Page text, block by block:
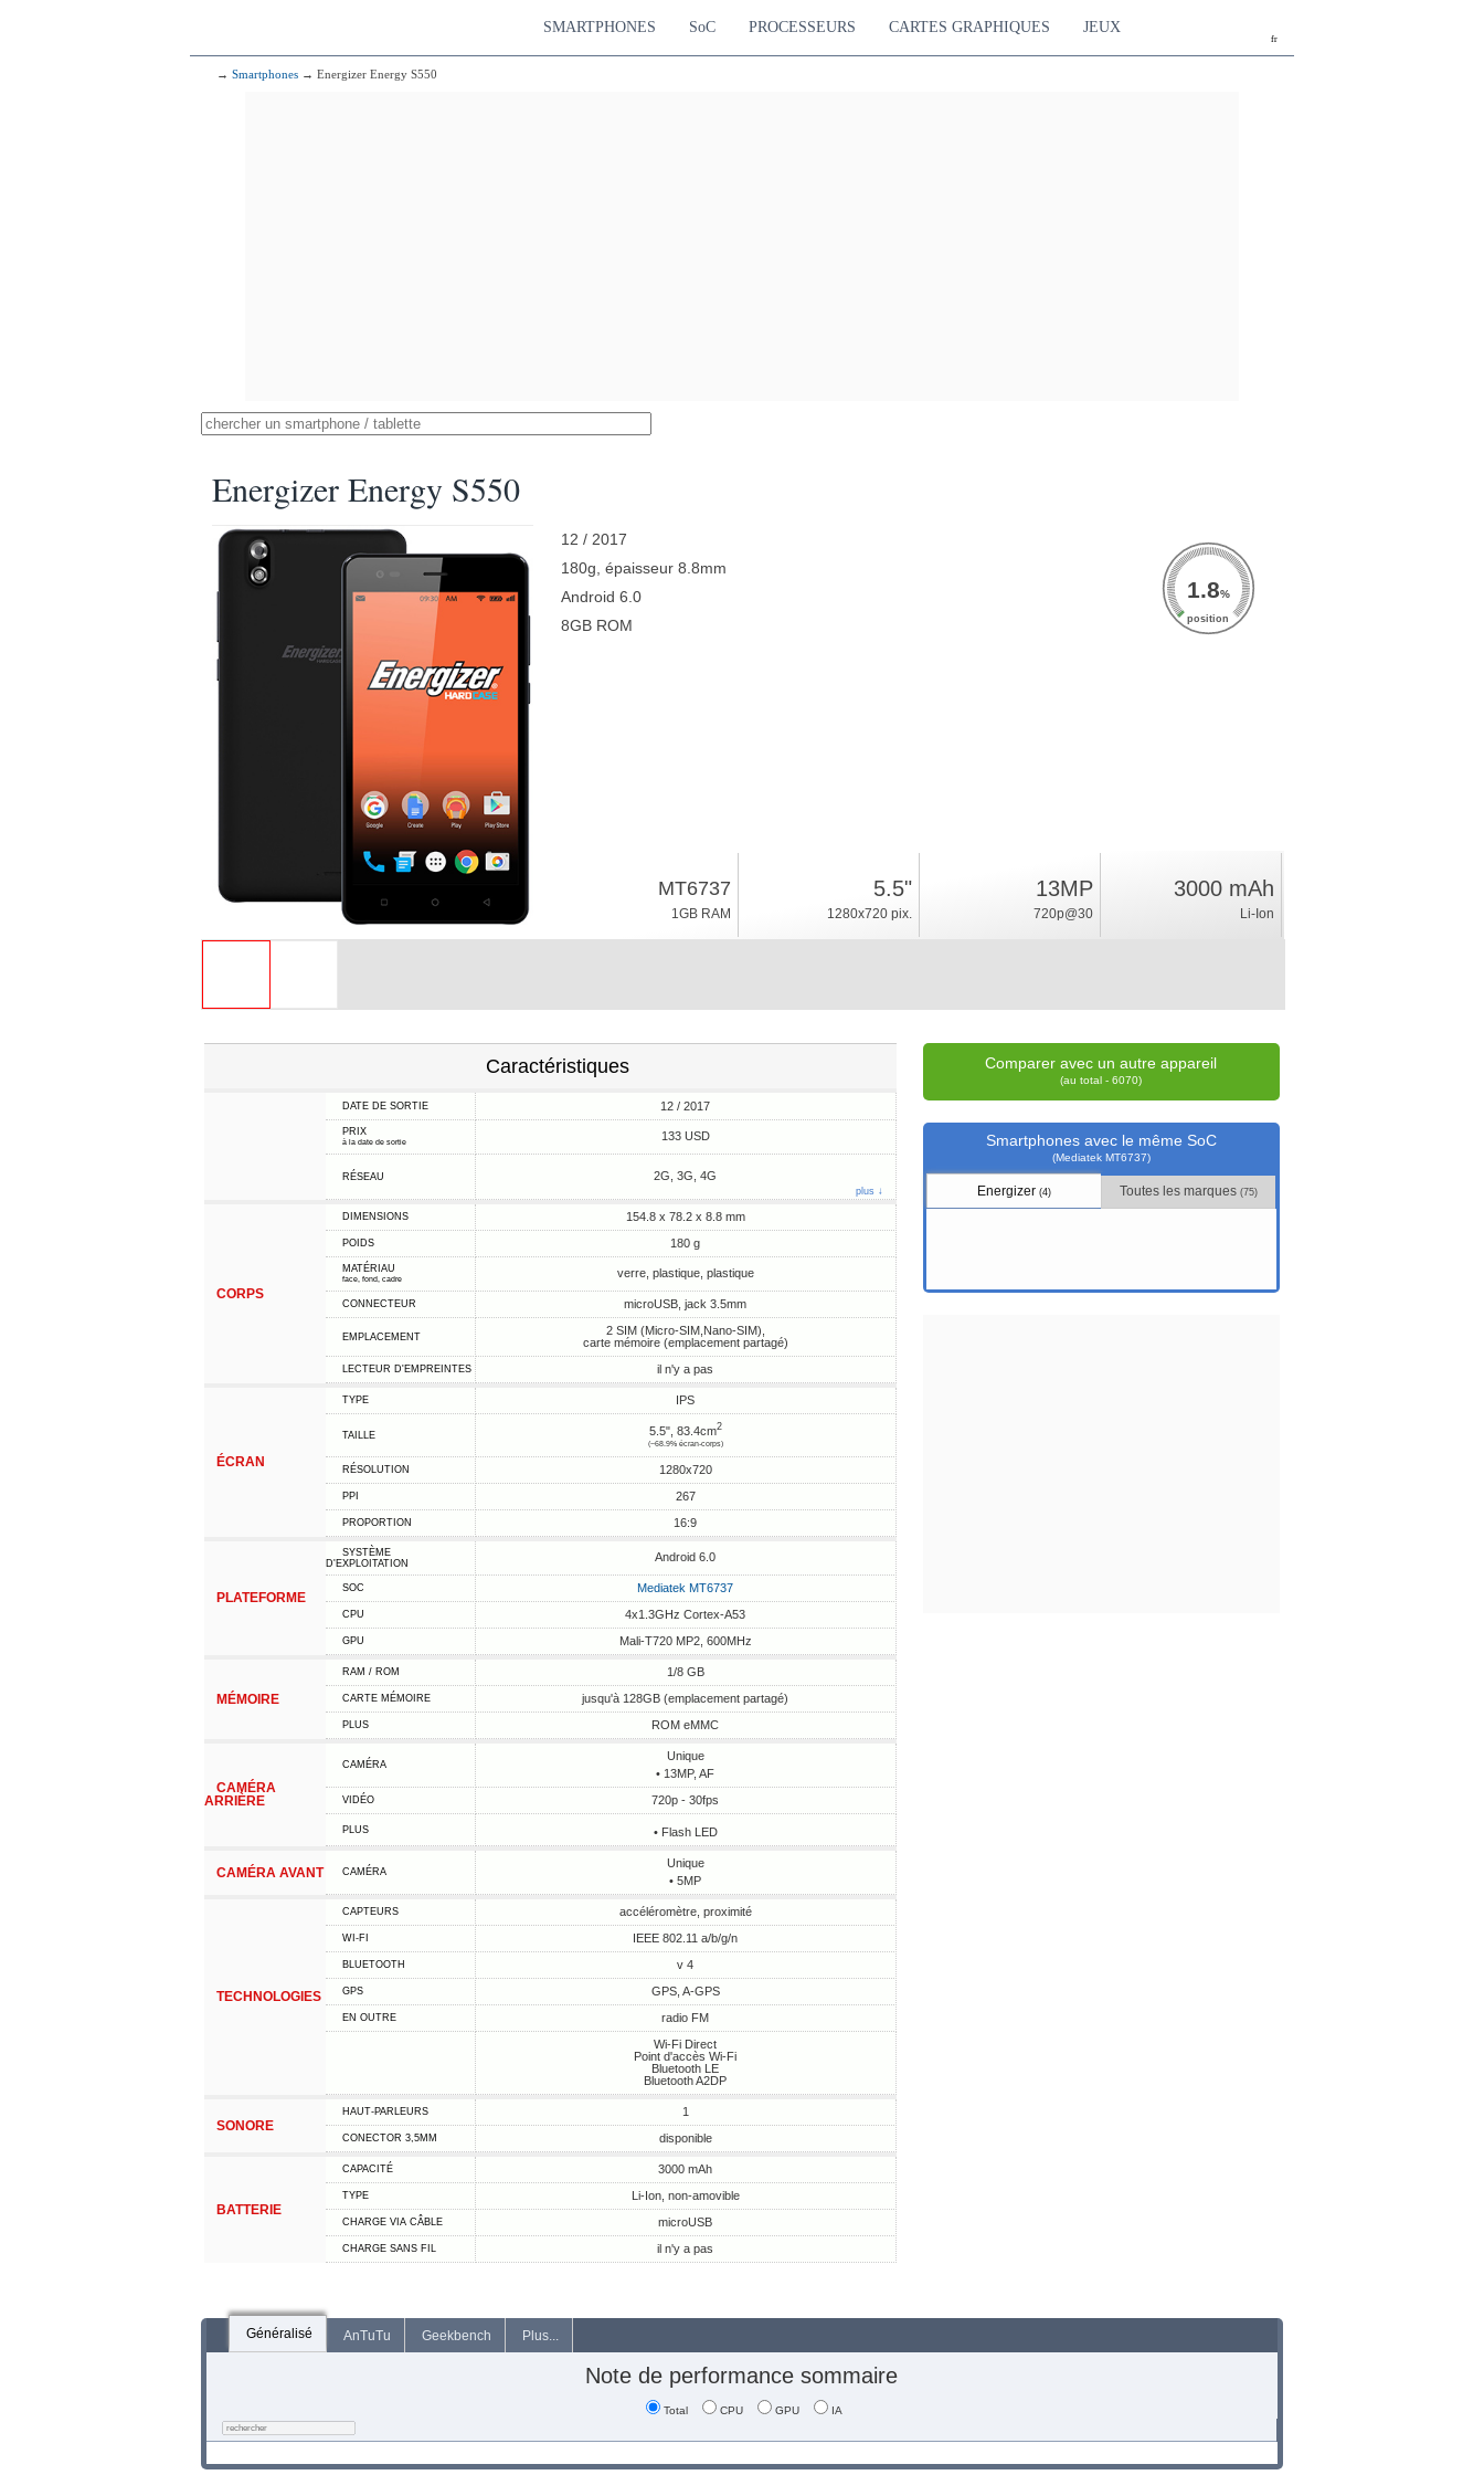
fr
SMARTPHONES SoC PROCESSEURS CARTES GRAPHIQUES JEUX
→ Smartphones → Energizer Energy S550
Energizer Energy S550
12 / 2017
180g, épaisseur 8.8mm
Android 6.0
8GB ROM
1.8%
position
MT6737
1GB RAM
5.5"
1280x720 pix.
13MP
720p@30
3000 mAh
Li-Ion
Caractéristiques
DATE DE SORTIE 12 / 2017
PRIX
à la date de sortie 133 USD
RÉSEAU 2G, 3G, 4G
plus ↓
CORPS
DIMENSIONS 154.8 x 78.2 x 8.8 mm
POIDS 180 g
MATÉRIAU
face, fond, cadre verre, plastique, plastique
CONNECTEUR microUSB, jack 3.5mm
EMPLACEMENT
2 SIM (Micro-SIM,Nano-SIM),
carte mémoire (emplacement partagé)
LECTEUR D'EMPREINTES il n'y a pas
ÉCRAN
TYPE IPS
TAILLE 5.5", 83.4cm2
(~68.9% écran-corps)
RÉSOLUTION 1280x720
PPI 267
PROPORTION 16:9
PLATEFORME
SYSTÈME
D'EXPLOITATION
Android 6.0
SOC Mediatek MT6737
CPU 4x1.3GHz Cortex-A53
GPU Mali-T720 MP2, 600MHz
MÉMOIRE
RAM / ROM 1/8 GB
CARTE MÉMOIRE jusqu'à 128GB (emplacement partagé)
PLUS ROM eMMC
CAMÉRA
ARRIÈRE
CAMÉRA
Unique
• 13MP, AF
VIDÉO 720p - 30fps
PLUS • Flash LED
CAMÉRA AVANT CAMÉRA
Unique
• 5MP
TECHNOLOGIES
CAPTEURS accéléromètre, proximité
WI-FI IEEE 802.11 a/b/g/n
BLUETOOTH v 4
GPS GPS, A-GPS
EN OUTRE
radio FM
Wi-Fi Direct
Point d'accès Wi-Fi
Bluetooth LE
Bluetooth A2DP
SONORE
HAUT-PARLEURS 1
CONECTOR 3,5MM disponible
BATTERIE
CAPACITÉ 3000 mAh
TYPE Li-Ion, non-amovible
CHARGE VIA CÂBLE microUSB
CHARGE SANS FIL il n'y a pas
Comparer avec un autre appareil
(au total - 6070)
Smartphones avec le même SoC
(Mediatek MT6737)
Energizer (4) Toutes les marques (75)
Généralisé AnTuTu Geekbench Plus...
Note de performance sommaire
Total CPU GPU IA